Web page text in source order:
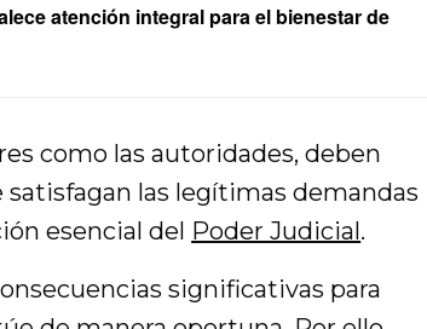
atención integral para el bienestar de
como las autoridades, deben
las legítimas demandas
esencial del Poder Judicial.
significativas para